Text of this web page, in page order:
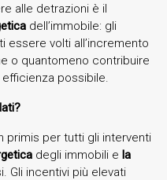
alle detrazioni è il
dell’immobile: gli
essere volti all’incremento
o quantomeno contribuire
possibile.
primis per tutti gli interventi
degli immobili e la
Gli incentivi più elevati